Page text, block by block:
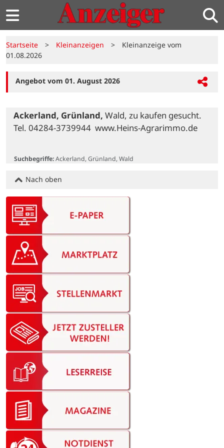
Startseite > Kleinanzeigen >
Kleinanzeige vom
01.08.2026
Angebot vom 01. August 2026
Ackerland, Grünland, Wald, zu kaufen gesucht.
Tel. 04284-3739944  www.Heins-Agrarimmo.de
Suchbegriffe:Ackerland, Grünland, Wald
Nach oben